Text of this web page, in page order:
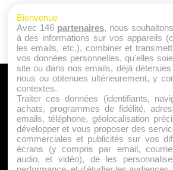
A PROPOS
Qui sommes nous ?
Mentions Légales
Publicité
Politique de Cookies
Contact
Bienvenue
Avec 146 partenaires, nous
à des informations sur vos appareils
les emails, etc.), combiner et
vos données personnelles, qu'elles
site ou dans nos emails, déjà
nous ou obtenues ultérieurement, y
contextes.
Traiter ces données (identifiants,
achats, programmes de fidélité,
emails, téléphone, géolocalisation
développer et vous proposer des
commerciales et publicités sur vos
écrans (y compris par email,
audio, et vidéo), de les